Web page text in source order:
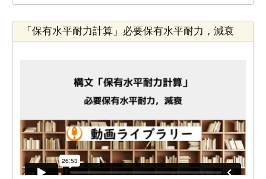
「保有水平耐力計算」必要保有水平耐力，減衰